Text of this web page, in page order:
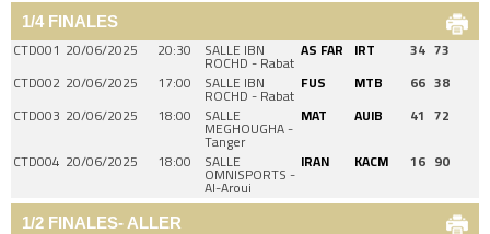
1/4 FINALES
CTD001 20/06/2025 20:30 SALLE IBN
ROCHD - Rabat
AS FAR IRT 34 73
CTD002 20/06/2025 17:00 SALLE IBN
ROCHD - Rabat
FUS MTB 66 38
CTD003 20/06/2025 18:00 SALLE
MEGHOUGHA -
Tanger
MAT AUIB 41 72
CTD004 20/06/2025 18:00 SALLE
OMNISPORTS -
Al-Aroui
IRAN KACM 16 90
1/2 FINALES- ALLER